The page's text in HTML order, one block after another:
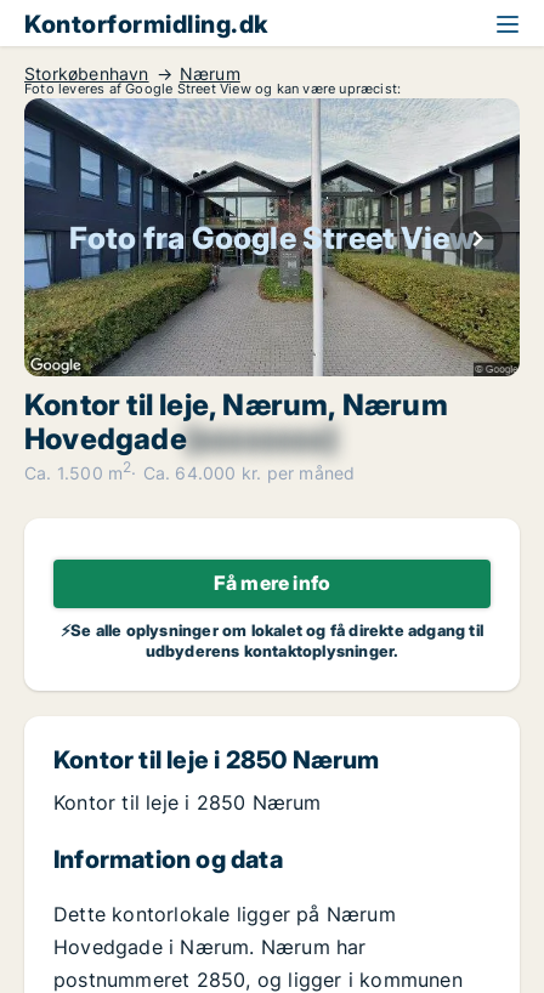
Kontorformidling.dk
Storkøbenhavn Nærum
Foto leveres af Google Street View og kan være upræcist:
Foto fra Google Street View
Kontor til leje, Nærum, Nærum
Hovedgade[xxxxxxxx]
Ca. 1.500 m2 Ca. 64.000 kr. per måned
Få mere info
⚡Se alle oplysninger om lokalet og få direkte adgang til
udbyderens kontaktoplysninger.
Kontor til leje i 2850 Nærum
Kontor til leje i 2850 Nærum
Information og data
Dette kontorlokale ligger på Nærum
Hovedgade i Nærum. Nærum har
postnummeret 2850, og ligger i kommunen